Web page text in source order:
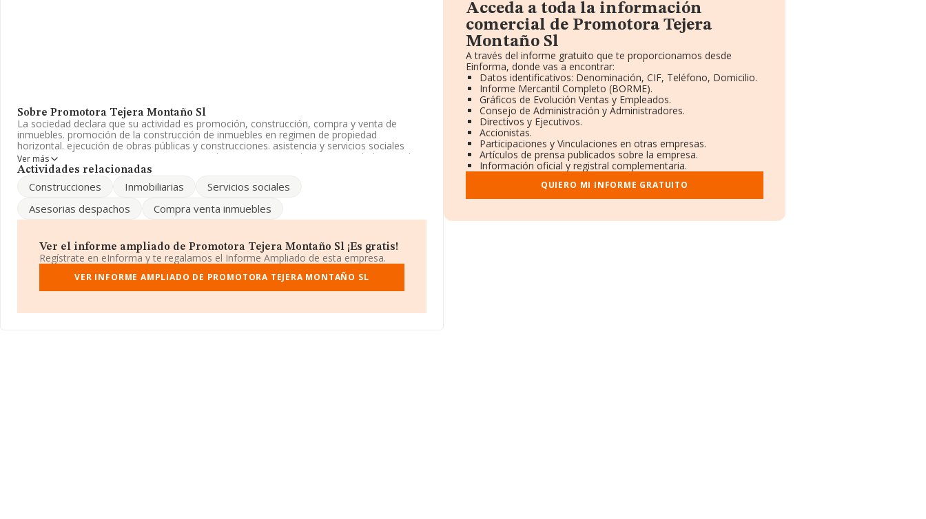
Sobre Promotora Tejera Montaño Sl
La sociedad declara que su actividad es promoción, construcción, compra y venta de
inmuebles. promoción de la construcción de inmuebles en regimen de propiedad
horizontal. ejecución de obras públicas y construcciones. asistencia y servicios sociales
para ancia. La empresa aparece inscrita en el Registro Mercantil como Sociedad Limitada.
Clasifica su actividad CNAE como '%cnae%', código 6812. La sociedad no tiene actividad en
La empresa españolaPromotora Tejera Montaño S.L, con NIF B24209561, está situada
En base a la información de la que dispone INFORMA sobre 231.218 compañías, en el
ámbito nacional la facturación alcanza la cifra de 29.817 millones de euros y se calcula un
promedio de facturación de 128 mil euros entre todas las compañías. Respecto a la
información de la provincia (hablamos de León), en la base de datos INFORMA constan
información de interés en el ámbito sectorial, la antigüedad desde la constitución es de 20
Ver más
Actividades relacionadas
Construcciones Inmobiliarias
Servicios sociales
Asesorias despachos
Compra venta inmuebles
Ver el informe ampliado de Promotora Tejera Montaño Sl ¡Es gratis!
Regístrate en eInforma y te regalamos el Informe Ampliado de esta empresa.
VER INFORME AMPLIADO DE PROMOTORA TEJERA MONTAÑO SL
Acceda a toda la información
comercial de Promotora Tejera
Montaño Sl
A través del informe gratuito que te proporcionamos desde
Einforma, donde vas a encontrar:
Datos identificativos: Denominación, CIF, Teléfono, Domicilio.
Informe Mercantil Completo (BORME).
Gráficos de Evolución Ventas y Empleados.
Consejo de Administración y Administradores.
Directivos y Ejecutivos.
Accionistas.
Participaciones y Vinculaciones en otras empresas.
Artículos de prensa publicados sobre la empresa.
Información oficial y registral complementaria.
QUIERO MI INFORME GRATUITO